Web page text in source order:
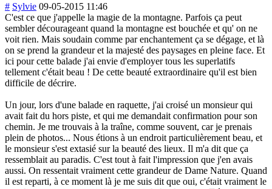
# Sylvie 09-05-2015 11:46
C'est ce que j'appelle la magie de la montagne. Parfois ça peut
sembler décourageant quand la montagne est bouchée et qu' on ne
voit rien. Mais soudain comme par enchantement ça se dégage, et là
on se prend la grandeur et la majesté des paysages en pleine face. Et
ici pour cette balade j'ai envie d'employer tous les superlatifs
tellement c'était beau ! De cette beauté extraordinaire qu'il est bien
difficile de décrire.
Un jour, lors d'une balade en raquette, j'ai croisé un monsieur qui
avait fait du hors piste, et qui me demandait confirmation pour son
chemin. Je me trouvais à la traîne, comme souvent, car je prenais
plein de photos... Nous étions à un endroit particulièrement beau, et
le monsieur s'est extasié sur la beauté des lieux. Il m'a dit que ça
ressemblait au paradis. C'est tout à fait l'impression que j'en avais
aussi. On ressentait vraiment cette grandeur de Dame Nature. Quand
il est reparti, à ce moment là je me suis dit que oui, c'était vraiment le